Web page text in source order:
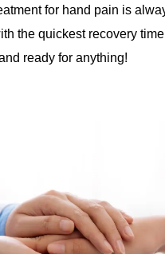
for hand pain is
the quickest recovery
ready for anything!